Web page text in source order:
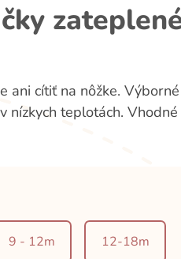
ani cítiť na nôžke.
teplotách.
9 - 12m 12-18m